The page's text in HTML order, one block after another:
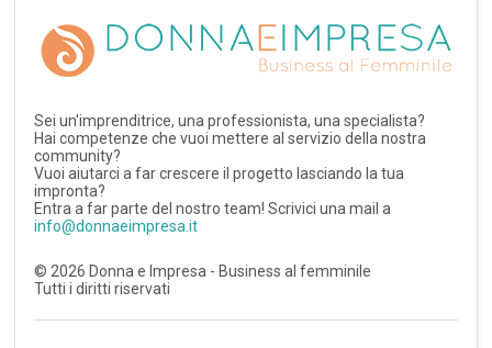
Sei un'imprenditrice, una professionista, una specialista?
Hai competenze che vuoi mettere al servizio della nostra
community?
Vuoi aiutarci a far crescere il progetto lasciando la tua
impronta?
Entra a far parte del nostro team! Scrivici una mail a
info@donnaeimpresa.it
© 2026 Donna e Impresa - Business al femminile
Tutti i diritti riservati